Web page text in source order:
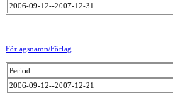
2006-09-12--2007-12-31
Förlagsnamn/Förlag
Period
2006-09-12--2007-12-21